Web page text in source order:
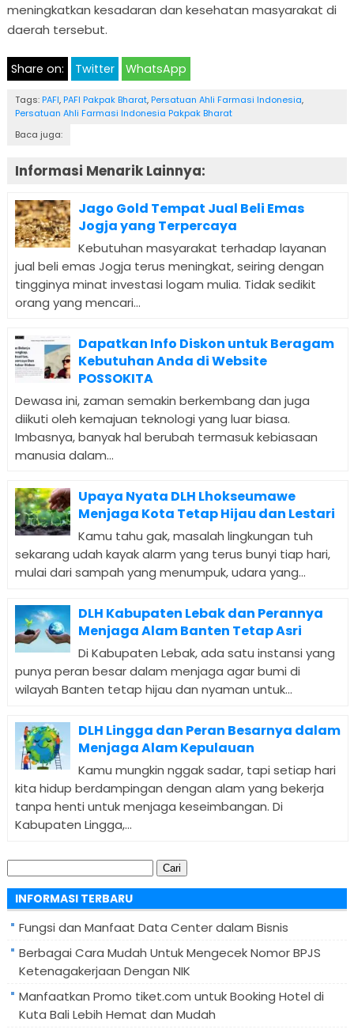
meningkatkan kesadaran dan kesehatan masyarakat di
daerah tersebut.
Share on: Twitter WhatsApp
Tags: PAFI, PAFI Pakpak Bharat, Persatuan Ahli Farmasi Indonesia,
Persatuan Ahli Farmasi Indonesia Pakpak Bharat
Baca juga:
Informasi Menarik Lainnya:
Jago Gold Tempat Jual Beli Emas
Jogja yang Terpercaya
Kebutuhan masyarakat terhadap layanan
jual beli emas Jogja terus meningkat, seiring dengan
tingginya minat investasi logam mulia. Tidak sedikit
orang yang mencari...
Dapatkan Info Diskon untuk Beragam
Kebutuhan Anda di Website
POSSOKITA
Dewasa ini, zaman semakin berkembang dan juga
diikuti oleh kemajuan teknologi yang luar biasa.
Imbasnya, banyak hal berubah termasuk kebiasaan
manusia dalam...
Upaya Nyata DLH Lhokseumawe
Menjaga Kota Tetap Hijau dan Lestari
Kamu tahu gak, masalah lingkungan tuh
sekarang udah kayak alarm yang terus bunyi tiap hari,
mulai dari sampah yang menumpuk, udara yang...
DLH Kabupaten Lebak dan Perannya
Menjaga Alam Banten Tetap Asri
Di Kabupaten Lebak, ada satu instansi yang
punya peran besar dalam menjaga agar bumi di
wilayah Banten tetap hijau dan nyaman untuk...
DLH Lingga dan Peran Besarnya dalam
Menjaga Alam Kepulauan
Kamu mungkin nggak sadar, tapi setiap hari
kita hidup berdampingan dengan alam yang bekerja
tanpa henti untuk menjaga keseimbangan. Di
Kabupaten Lingga,...
untuk:
INFORMASI TERBARU
Fungsi dan Manfaat Data Center dalam Bisnis
Berbagai Cara Mudah Untuk Mengecek Nomor BPJS
Ketenagakerjaan Dengan NIK
Manfaatkan Promo tiket.com untuk Booking Hotel di
Kuta Bali Lebih Hemat dan Mudah